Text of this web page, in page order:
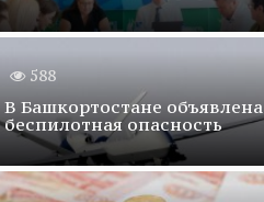
588
В Башкортостане объявлена
беспилотная опасность